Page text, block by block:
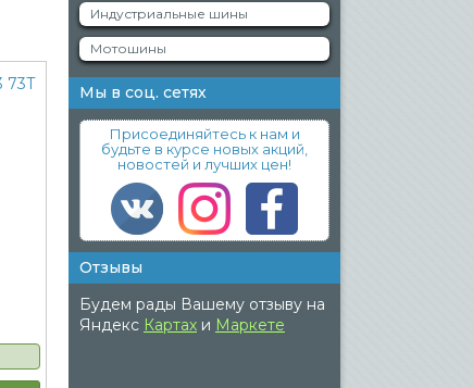
Индустриальные шины
Мотошины
Мы в соц. сетях
Присоединяйтесь к нам и
будьте в курсе новых акций,
новостей и лучших цен!
Отзывы
Будем рады Вашему отзыву на
Яндекс Картах и Маркете